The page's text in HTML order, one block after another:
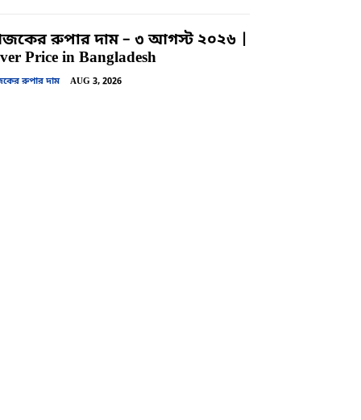
রুপার দাম – ৩ আগস্ট ২০২৬ |
Price in Bangladesh
রুপার দাম AUG 3, 2026